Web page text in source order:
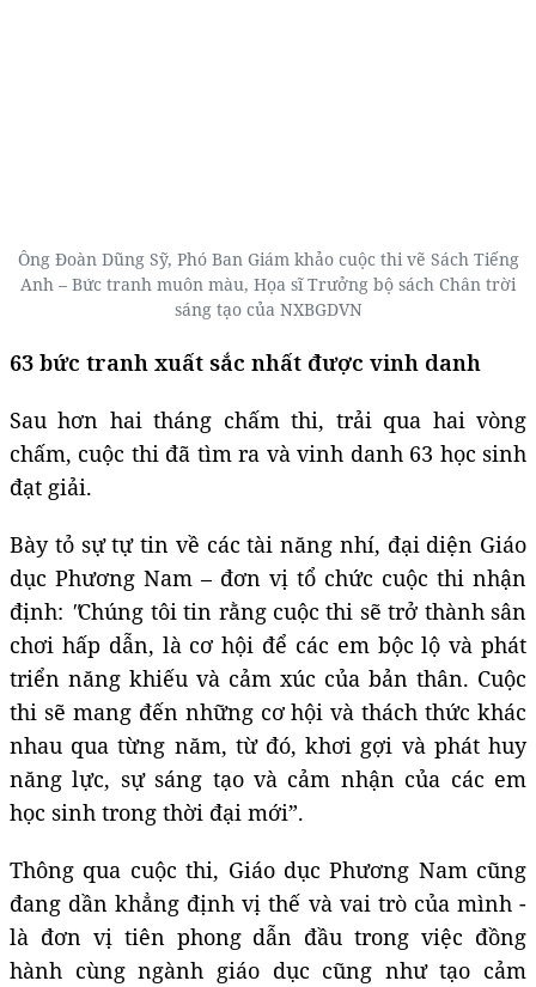
Ông Đoàn Dũng Sỹ, Phó Ban Giám khảo cuộc thi vẽ Sách Tiếng
Anh – Bức tranh muôn màu, Họa sĩ Trưởng bộ sách Chân trời
sáng tạo của NXBGDVN
63 bức tranh xuất sắc nhất được vinh danh
Sau hơn hai tháng chấm thi, trải qua hai vòng
chấm, cuộc thi đã tìm ra và vinh danh 63 học sinh
đạt giải.
Bày tỏ sự tự tin về các tài năng nhí, đại diện Giáo
dục Phương Nam – đơn vị tổ chức cuộc thi nhận
định: "Chúng tôi tin rằng cuộc thi sẽ trở thành sân
chơi hấp dẫn, là cơ hội để các em bộc lộ và phát
triển năng khiếu và cảm xúc của bản thân. Cuộc
thi sẽ mang đến những cơ hội và thách thức khác
nhau qua từng năm, từ đó, khơi gợi và phát huy
năng lực, sự sáng tạo và cảm nhận của các em
học sinh trong thời đại mới”.
Thông qua cuộc thi, Giáo dục Phương Nam cũng
đang dần khẳng định vị thế và vai trò của mình -
là đơn vị tiên phong dẫn đầu trong việc đồng
hành cùng ngành giáo dục cũng như tạo cảm